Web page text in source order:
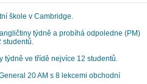
škole v Cambridge.
týdně a probíhá odpoledne (PM)
studentů.
ve třídě nejvíce 12 studentů.
20 AM s 8 lekcemi obchodní